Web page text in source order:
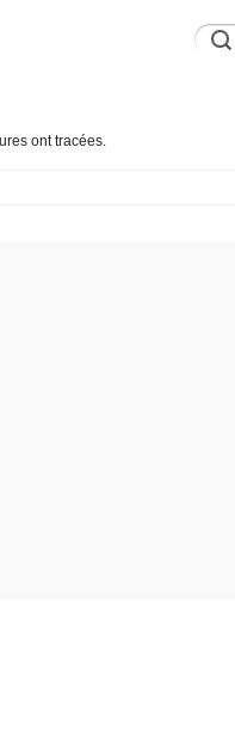
ont tracées.